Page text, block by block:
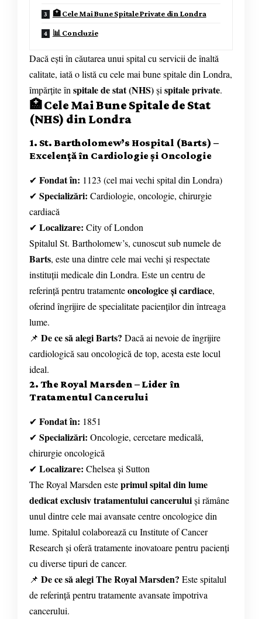
🏥 Cele Mai Bune Spitale Private din Londra
📊 Concluzie
Dacă ești în căutarea unui spital cu servicii de înaltă
calitate, iată o listă cu cele mai bune spitale din Londra,
împărțite în spitale de stat (NHS)și spitale private.
🏥 Cele Mai Bune Spitale de Stat
(NHS) din Londra
1. St. Bartholomew’s Hospital (Barts) –
Excelență în Cardiologie și Oncologie
✔ Fondat în: 1123 (cel mai vechi spital din Londra)
✔ Specializări: Cardiologie, oncologie, chirurgie
cardiacă
✔ Localizare: City of London
Spitalul St. Bartholomew’s, cunoscut sub numele de
Barts, este una dintre cele mai vechi și respectate
instituții medicale din Londra. Este un centru de
referință pentru tratamenteoncologice și cardiace,
oferind îngrijire de specialitate pacienților din întreaga
lume.
📌 De ce să alegi Barts? Dacă ai nevoie de îngrijire
cardiologică sau oncologică de top, acesta este locul
ideal.
2. The Royal Marsden – Lider în
Tratamentul Cancerului
✔ Fondat în: 1851
✔ Specializări: Oncologie, cercetare medicală,
chirurgie oncologică
✔ Localizare: Chelsea și Sutton
The Royal Marsden esteprimul spital din lume
dedicat exclusiv tratamentului canceruluiși rămâne
unul dintre cele mai avansate centre oncologice din
lume. Spitalul colaborează cu Institute of Cancer
Research și oferă tratamente inovatoare pentru pacienți
cu diverse tipuri de cancer.
📌 De ce să alegi The Royal Marsden? Este spitalul
de referință pentru tratamente avansate împotriva
cancerului.